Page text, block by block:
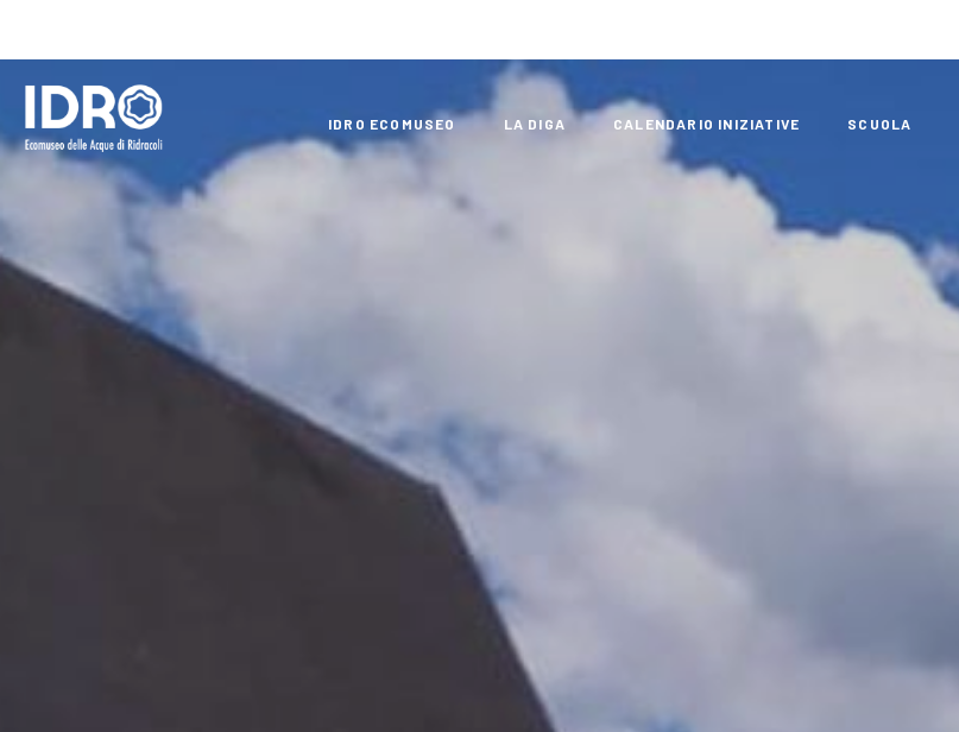
IDRO ECOMUSEO LA DIGA CALENDARIO INIZIATIVE SCUOLA